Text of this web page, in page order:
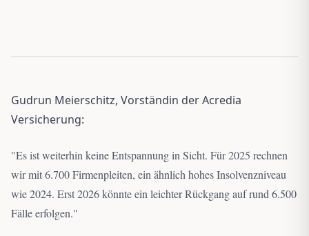
Gudrun Meierschitz, Vorständin der Acredia
Versicherung:
"Es ist weiterhin keine Entspannung in Sicht. Für 2025 rechnen
wir mit 6.700 Firmenpleiten, ein ähnlich hohes Insolvenzniveau
wie 2024. Erst 2026 könnte ein leichter Rückgang auf rund 6.500
Fälle erfolgen."